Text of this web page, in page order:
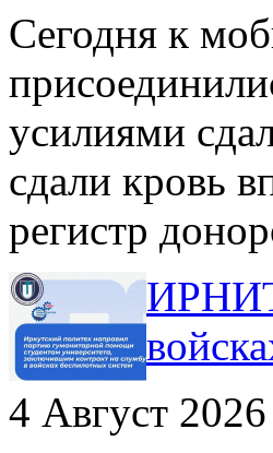
Сегодня к
усилиями
сдали кровь
регистр
4 Август 2026